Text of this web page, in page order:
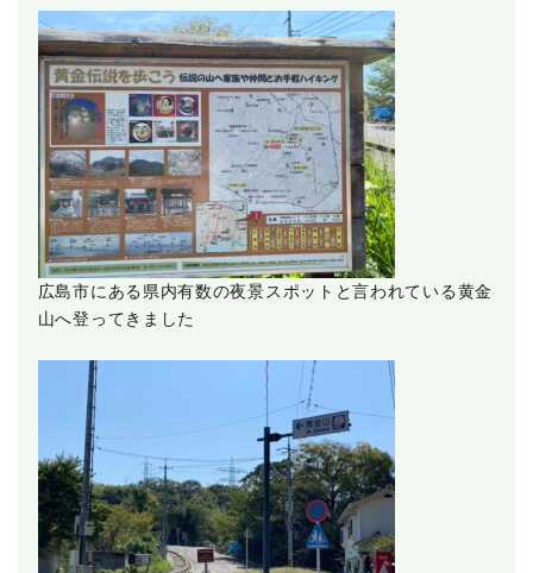
広島市にある県内有数の夜景スポットと言われている黄金
山へ登ってきました